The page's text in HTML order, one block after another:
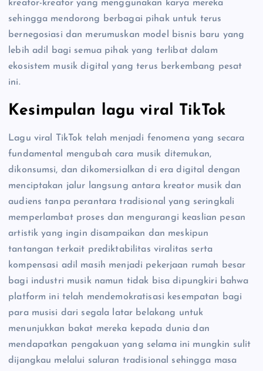
kreator-kreator yang menggunakan karya mereka
sehingga mendorong berbagai pihak untuk terus
bernegosiasi dan merumuskan model bisnis baru yang
lebih adil bagi semua pihak yang terlibat dalam
ekosistem musik digital yang terus berkembang pesat
ini.
Kesimpulan lagu viral TikTok
Lagu viral TikTok telah menjadi fenomena yang secara
fundamental mengubah cara musik ditemukan,
dikonsumsi, dan dikomersialkan di era digital dengan
menciptakan jalur langsung antara kreator musik dan
audiens tanpa perantara tradisional yang seringkali
memperlambat proses dan mengurangi keaslian pesan
artistik yang ingin disampaikan dan meskipun
tantangan terkait prediktabilitas viralitas serta
kompensasi adil masih menjadi pekerjaan rumah besar
bagi industri musik namun tidak bisa dipungkiri bahwa
platform ini telah mendemokratisasi kesempatan bagi
para musisi dari segala latar belakang untuk
menunjukkan bakat mereka kepada dunia dan
mendapatkan pengakuan yang selama ini mungkin sulit
dijangkau melalui saluran tradisional sehingga masa